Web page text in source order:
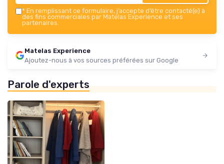
* En remplissant ce formulaire, j’accepte d’être contacté(e) à
des fins commerciales par Matelas Experience et ses
partenaires.
Matelas Experience
Ajoutez-nous à vos sources préférées sur Google
Parole d'experts